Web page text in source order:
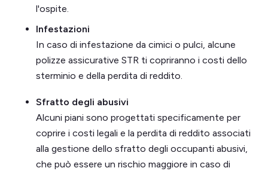
l'ospite.
Infestazioni
In caso di infestazione da cimici o pulci, alcune
polizze assicurative STR ti copriranno i costi dello
sterminio e della perdita di reddito.
Sfratto degli abusivi
Alcuni piani sono progettati specificamente per
coprire i costi legali e la perdita di reddito associati
alla gestione dello sfratto degli occupanti abusivi,
che può essere un rischio maggiore in caso di